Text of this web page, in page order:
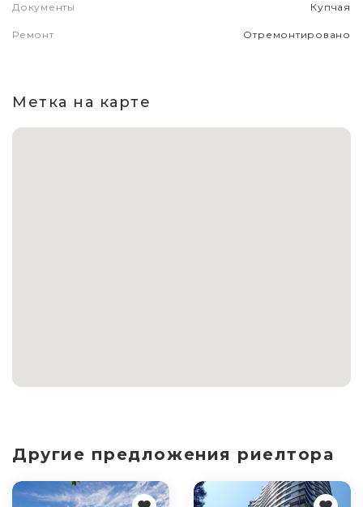
Документы Купчая
Ремонт Отремонтировано
Метка на карте
Другие предложения риелтора